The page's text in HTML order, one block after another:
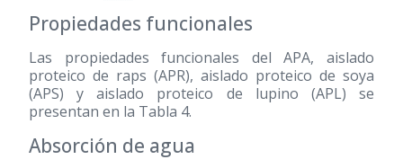
Propiedades funcionales
Las propiedades funcionales del APA, aislado
proteico de raps (APR), aislado proteico de soya
(APS) y aislado proteico de lupino (APL) se
presentan en la Tabla 4.
Absorción de agua